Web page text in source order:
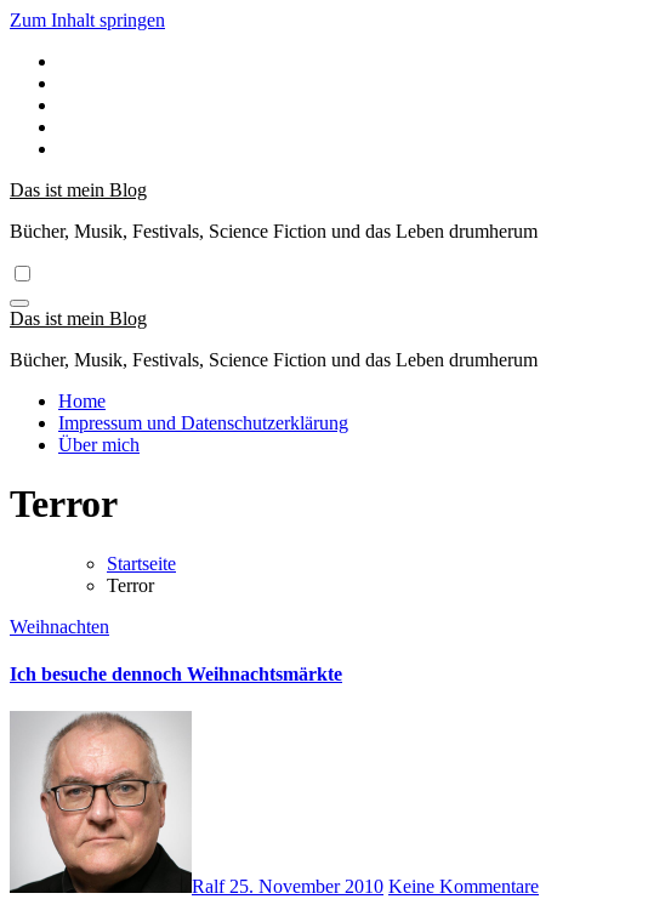
Zum Inhalt springen
Das ist mein Blog
Bücher, Musik, Festivals, Science Fiction und das Leben drumherum
Das ist mein Blog
Bücher, Musik, Festivals, Science Fiction und das Leben drumherum
Home
Impressum und Datenschutzerklärung
Über mich
Terror
Startseite
Terror
Weihnachten
Ich besuche dennoch Weihnachtsmärkte
Ralf25. November 2010 Keine Kommentare